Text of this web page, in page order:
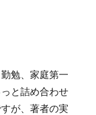
勉、家庭第一
と詰め合わせ
が、著者の実